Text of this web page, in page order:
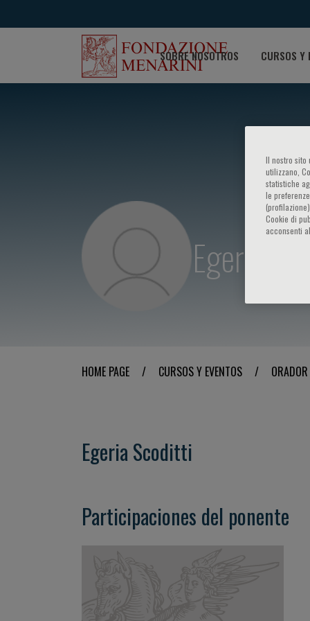
SOBRE NOSOTROS CURSOS Y
Egeria
HOME PAGE / CURSOS Y EVENTOS / ORADOR
Egeria Scoditti
Participaciones del ponente
Il nostro sito
utilizzano,
statistiche
le
Cookie di
acconsenti